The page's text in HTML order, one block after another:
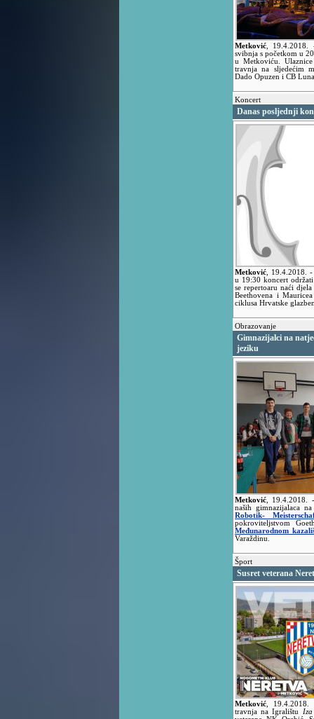
Metković 19.4.2018.
svibnja s početkom u
u Metkoviću.
travnja na sljedećim
Dado Opuzen i CB
Koncert
Danas posljednji
Metković 19.4.2018. -
u 19:30 koncert
se repertoaru naći
Beethovena i
ciklusa Hrvatske
Obrazovanje
Gimnazijalci na
jeziku
Metković 19.4.2018.
naših gimnazijalaca
Robotik-
pokroviteljstvom
Međunarodnom
Varaždinu.
Šport
Susret veterana
Metković
19.4.2018.
travnja na Igralištu